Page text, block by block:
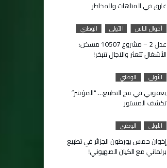
غارق في المتاهات والمخاطر
أحوال الناس الأولى الوطني
عدل 2 – مشروع 10507 مسكن:
الأشغال تتعثر والآجال تتبخر!
الأولى الوطني
يعقوبي في فخ التطبيع… “المؤشر”
تكشف المستور
الأولى الوطني
إخوان حمس يورطون الجزائر في تطبيع
برلماني مع الكيان الصهيوني!